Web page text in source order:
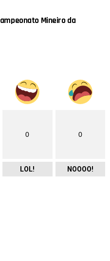
Mineiro da
0
LOL!
0
NOOOO!